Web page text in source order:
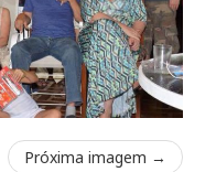
Próxima imagem →